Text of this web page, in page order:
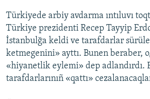
Türkiyede arbiy avdarma ıntıluvı
Türkiye prezidenti Recep Tayyip
İstanbulğa keldi ve tarafdarlar
ketmegenini» ayttı. Bunen beraber,
«hiyanetlik eylemi» dep adlandırdı.
tarafdarlarınıñ «qattı»